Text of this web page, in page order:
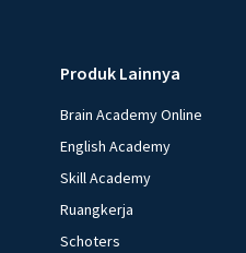
Produk Lainnya
Brain Academy Online
English Academy
Skill Academy
Ruangkerja
Schoters